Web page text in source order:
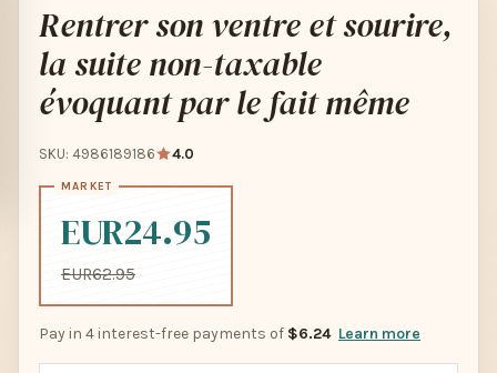
Rentrer son ventre et sourire,
la suite non-taxable
évoquant par le fait même
SKU: 4986189186 4.0
EUR24.95
EUR62.95
Pay in 4 interest-free payments of $6.24 Learn more